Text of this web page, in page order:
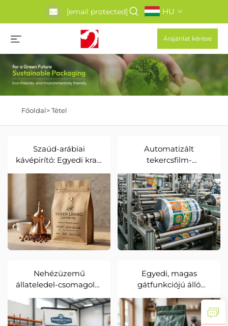
[email protected] HU
Árajánlat kérése
Főoldal>Tétel
Szaúd-arábiai
kávépirító: Egyedi kraft
egyirányú szeleppel
Automatizált
tekercsfilm-
étkezési termékek
nagysebességű
gyártásához
Nehézüzemű
állateledel-csomagolás
megerősített
oldalgusztetekkel
Egyedi, magas
gátfunkciójú álló
zacskók szerves
élelmiszerekhez